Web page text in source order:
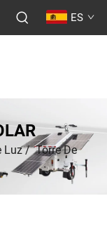
ES
Luz/Torre De